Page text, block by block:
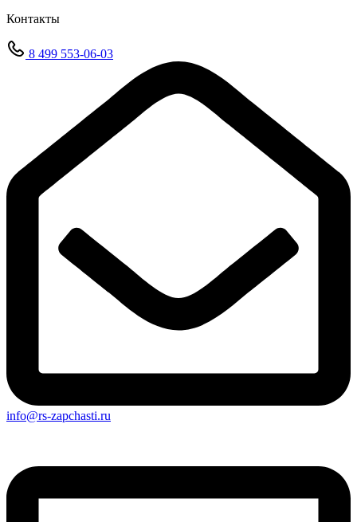
Контакты
8 499 553-06-03
info@rs-zapchasti.ru